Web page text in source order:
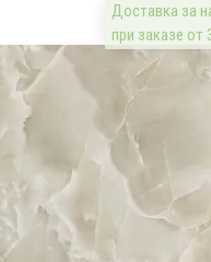
Доставка за
при заказе от